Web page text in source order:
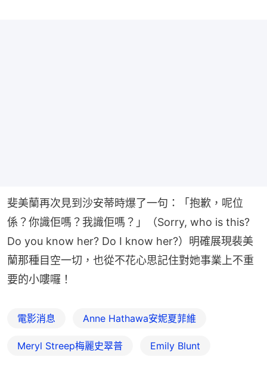
斐美蘭再次見到沙安蒂時爆了一句：「抱歉，呢位
係？你識佢嗎？我識佢嗎？」（Sorry, who is this?
Do you know her? Do I know her?）明確展現裴美
蘭那種目空一切，也從不花心思記住對她事業上不重
要的小嘍囉！
電影消息 Anne Hathawa安妮夏菲維
Meryl Streep梅麗史翠普 Emily Blunt